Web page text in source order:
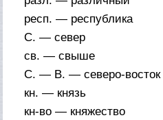
респ. — республика
С. — север
св. — свыше
С. — В. — северо-восток
кн. — князь
кн-во — княжество